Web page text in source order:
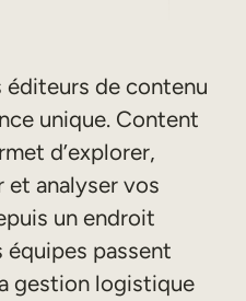
éditeurs de contenu
unique. Content
d’explorer,
analyser vos
un endroit
équipes passent
gestion logistique